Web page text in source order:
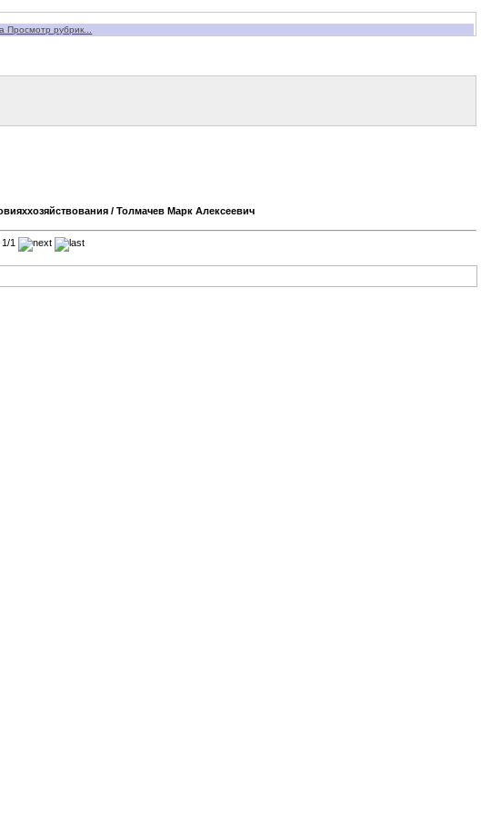
Просмотр рубрик...
/ Толмачев Марк Алексеевич
1